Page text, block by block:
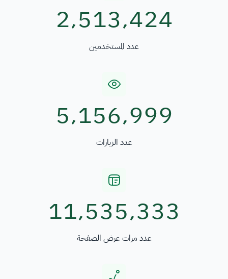
2٬513٬424
عدد المستخدمين
5٬156٬999
عدد الزيارات
11٬535٬333
عدد مرات عرض الصفحة